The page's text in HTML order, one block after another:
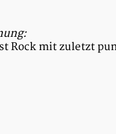
Rock mit zuletzt